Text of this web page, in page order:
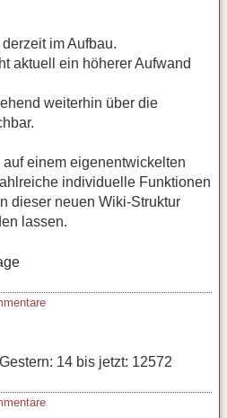
im Aufbau.
aktuell ein höherer Aufwand
weiterhin über die
einem eigenentwickelten
individuelle Funktionen
dieser neuen Wiki‑Struktur
lassen.
14 bis jetzt: 12572